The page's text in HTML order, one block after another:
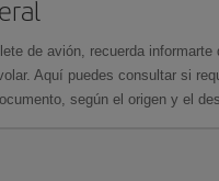
de avión, recuerda informarte
Aquí puedes consultar si
según el origen y el